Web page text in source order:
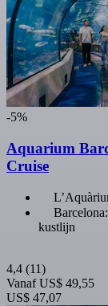
-5%
Aquarium
Cruise
kustlijn
4,4 (11)
Vanaf US$ 49,55
US$ 47,07